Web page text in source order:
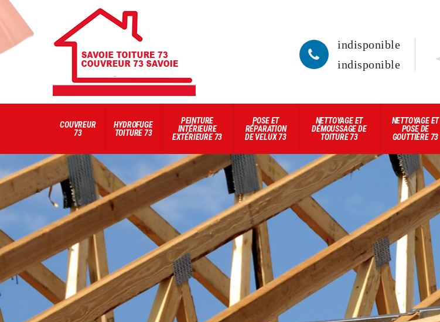
indisponible
indisponible
COUVREUR
73
HYDROFUGE
TOITURE 73
PEINTURE
INTÉRIEURE
EXTÉRIEURE 73
POSE ET
RÉPARATION
DE VELUX 73
NETTOYAGE ET
DÉMOUSSAGE DE
TOITURE 73
NETTOYAGE ET
POSE DE
GOUTTIÈRE 73